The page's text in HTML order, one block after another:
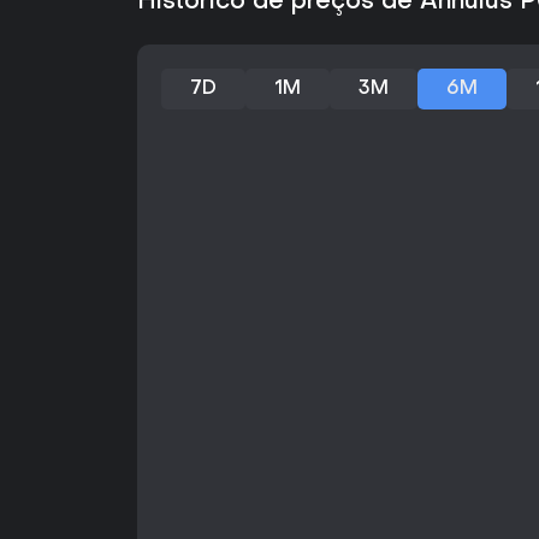
7D 1M 3M 6M